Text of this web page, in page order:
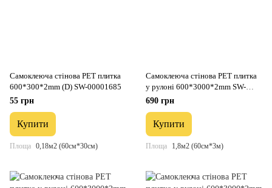
Самоклеюча стінова PET плитка
600*300*2mm (D) SW-00001685
55 грн
Купити
Площа 0,18м2 (60см*30см)
Самоклеюча стінова PET плитка
у рулоні 600*3000*2mm SW-
00001688
690 грн
Купити
Площа 1,8м2 (60см*3м)